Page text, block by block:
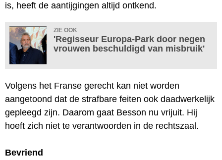
is, heeft de aantijgingen altijd ontkend.
ZIE OOK
'Regisseur Europa-Park door negen
vrouwen beschuldigd van misbruik'
Volgens het Franse gerecht kan niet worden
aangetoond dat de strafbare feiten ook daadwerkelijk
gepleegd zijn. Daarom gaat Besson nu vrijuit. Hij
hoeft zich niet te verantwoorden in de rechtszaal.
Bevriend